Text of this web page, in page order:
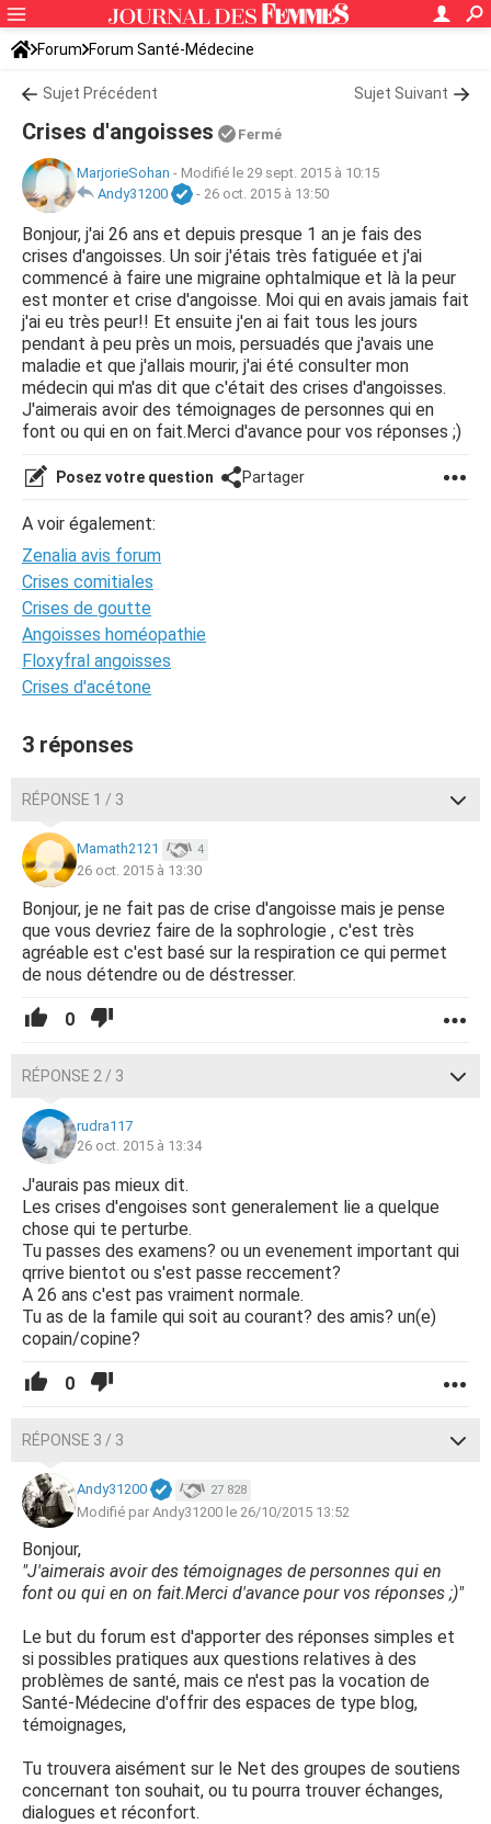
Forum Forum Santé-Médecine
Symptômes et maladies courantes
Sujet Précédent Sujet Suivant
Crises d'angoisses Fermé
MarjorieSohan - Modifié le 29 sept. 2015 à 10:15
Andy31200
- 26 oct. 2015 à 13:50
Bonjour, j'ai 26 ans et depuis presque 1 an je fais des
crises d'angoisses. Un soir j'étais très fatiguée et j'ai
commencé à faire une migraine ophtalmique et là la peur
est monter et crise d'angoisse. Moi qui en avais jamais fait
j'ai eu très peur!! Et ensuite j'en ai fait tous les jours
pendant à peu près un mois, persuadés que j'avais une
maladie et que j'allais mourir, j'ai été consulter mon
médecin qui m'as dit que c'était des crises d'angoisses.
J'aimerais avoir des témoignages de personnes qui en
font ou qui en on fait.Merci d'avance pour vos réponses ;)
Posez votre question Partager
A voir également:
Zenalia avis forum
Crises comitiales
Crises de goutte
Angoisses homéopathie
Floxyfral angoisses
Crises d'acétone
3 réponses
RÉPONSE 1 / 3
Mamath2121 4
26 oct. 2015 à 13:30
Bonjour, je ne fait pas de crise d'angoisse mais je pense
que vous devriez faire de la sophrologie , c'est très
agréable est c'est basé sur la respiration ce qui permet
de nous détendre ou de déstresser.
0
RÉPONSE 2 / 3
rudra117
26 oct. 2015 à 13:34
J'aurais pas mieux dit.
Les crises d'engoises sont generalement lie a quelque
chose qui te perturbe.
Tu passes des examens? ou un evenement important qui
qrrive bientot ou s'est passe reccement?
A 26 ans c'est pas vraiment normale.
Tu as de la famile qui soit au courant? des amis? un(e)
copain/copine?
0
RÉPONSE 3 / 3
Andy31200 27 828
Modifié par Andy31200 le 26/10/2015 13:52
Bonjour,
"J'aimerais avoir des témoignages de personnes qui en
font ou qui en on fait.Merci d'avance pour vos réponses ;)"
Le but du forum est d'apporter des réponses simples et
si possibles pratiques aux questions relatives à des
problèmes de santé, mais ce n'est pas la vocation de
Santé-Médecine d'offrir des espaces de type blog,
témoignages,
Tu trouvera aisément sur le Net des groupes de soutiens
concernant ton souhait, ou tu pourra trouver échanges,
dialogues et réconfort.